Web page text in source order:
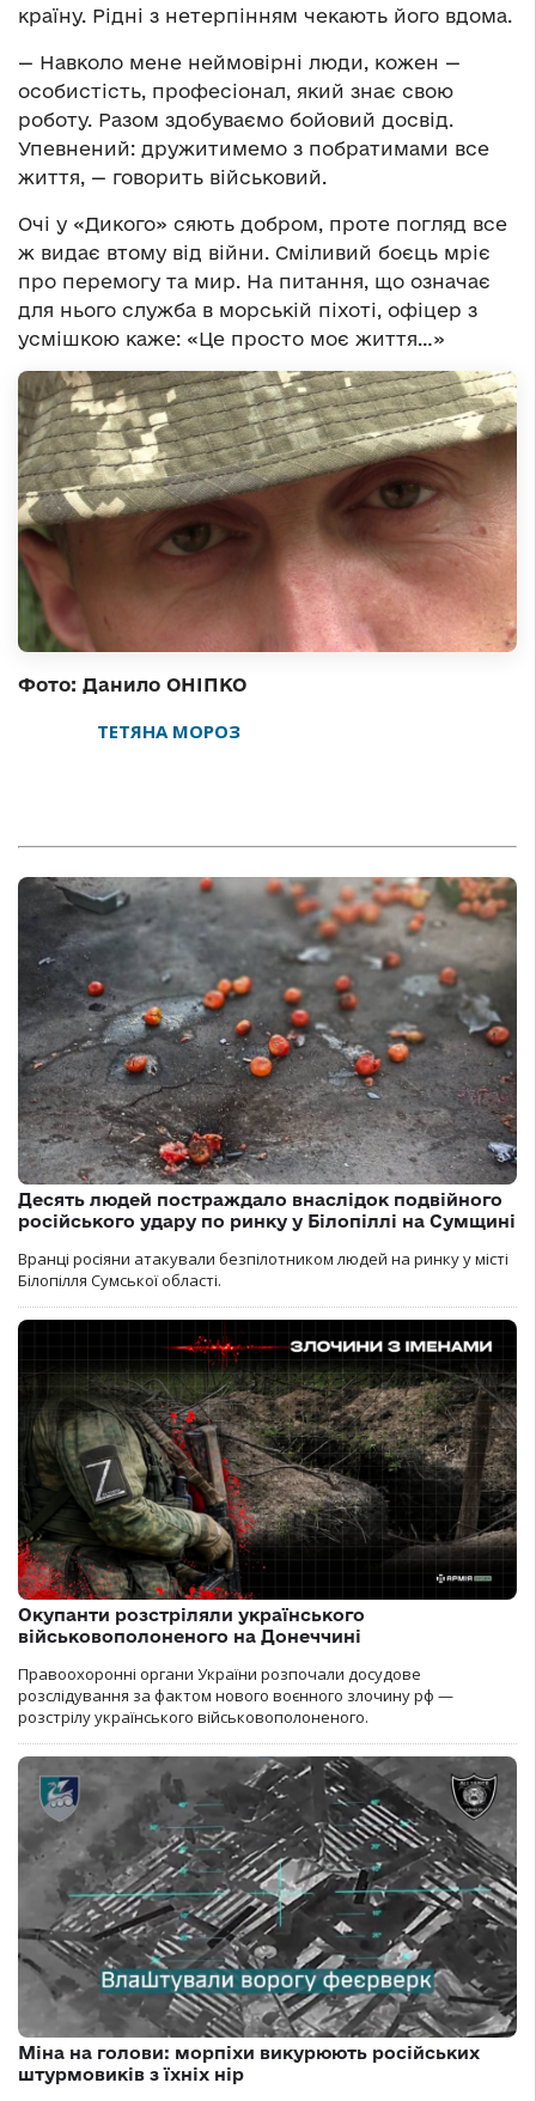
країну. Рідні з нетерпінням чекають його вдома.
— Навколо мене неймовірні люди, кожен —
особистість, професіонал, який знає свою
роботу. Разом здобуваємо бойовий досвід.
Упевнений: дружитимемо з побратимами все
життя, — говорить військовий.
Очі у «Дикого» сяють добром, проте погляд все
ж видає втому від війни. Сміливий боєць мріє
про перемогу та мир. На питання, що означає
для нього служба в морській піхоті, офіцер з
усмішкою каже: «Це просто моє життя…»
Фото: Данило ОНІПКО
ТЕТЯНА МОРОЗ
Десять людей постраждало внаслідок подвійного
російського удару по ринку у Білопіллі на Сумщині
Вранці росіяни атакували безпілотником людей на ринку у місті
Білопілля Сумської області.
Окупанти розстріляли українського
військовополоненого на Донеччині
Правоохоронні органи України розпочали досудове
розслідування за фактом нового воєнного злочину рф —
розстрілу українського військовополоненого.
Міна на голови: морпіхи викурюють російських
штурмовиків з їхніх нір